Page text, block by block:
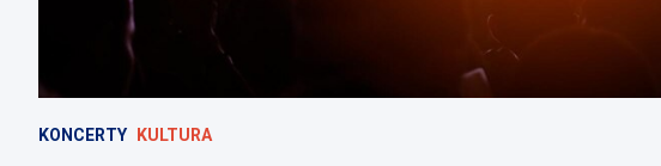
KONCERTY KULTURA